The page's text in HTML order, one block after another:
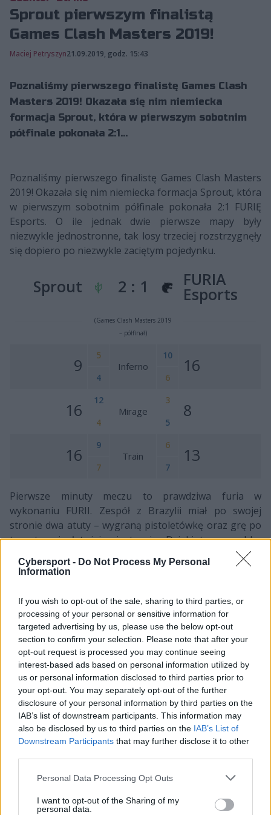
Cybersport - Do Not Process My Personal
Information
If you wish to opt-out of the sale, sharing to third parties, or
processing of your personal or sensitive information for
targeted advertising by us, please use the below opt-out
section to confirm your selection. Please note that after your
opt-out request is processed you may continue seeing
interest-based ads based on personal information utilized by
us or personal information disclosed to third parties prior to
your opt-out. You may separately opt-out of the further
disclosure of your personal information by third parties on the
IAB’s list of downstream participants. This information may
also be disclosed by us to third parties on the IAB’s List of
Downstream Participants that may further disclose it to other
Personal Data Processing Opt Outs
I want to opt-out of the Sharing of my
personal data.
Sprout pierwszym finalistą
Games Clash Masters 2019!
Maciej Petryszyn21.09.2019, godz. 15:43
Poznaliśmy pierwszego finalistę Games Clash
Masters 2019! Okazała się nim niemiecka
formacja Sprout, która w pierwszym sobotnim
półfinale pokonała 2:1...
Poznaliśmy pierwszego finalistę Games Clash Masters
2019! Okazała się nim niemiecka formacja Sprout, która
w pierwszym sobotnim półfinale pokonała 2:1 FURIĘ
Esports. O ile jednak dwie pierwsze mapy były
niezwykle jednostronne, tak losy trzeciej rozstrzygnęły
się dopiero po niezwykle zaciętym pojedynku.
Sprout 2 : 1 FURIA
Esports
(Games Clash Masters 2019
– półfinał)
9 5
Inferno
10 16
4 6
16 12
Mirage
3 8
4 5
16 9
Train
6 13
7 7
Pierwsze minuty meczu to prawdziwa furia w
wykonaniu FURII. Zespół z Brazylii miał po swojej
stronie dwa atuty – wygraną pistoletówkę oraz grę po
teoretycznie łatwiejszej stronie. Dzięki temu szybko
wyszedł na aż pięciopunktowe prowadzenie, które
udało mu się utrzymać aż do przerwy. Nie przyszło to
moment, w którym Sprout zbliżyło się do niej na
odległość zaledwie jednego oczka. Mimo to Niemcy nie
potrafili doprowadzić do remisu, za co przyszło im
zapłacić naprawdę wysoką cenę. Nie pomogła im nawet
druga runda na pistolety, którą zdobyli w drugiej
połowie. FURIA była rozpędzona i żądna zwycięstwa.
Szczególnie widać to było w grze Kaike "KSCERATO"
Cerato, który na Inferno zdobył w sumie 23 fragi, ginąc
przy tym zaledwie dziewięciokrotnie. Co ciekawe, to
właśnie 20-latek przypieczętował zwycięstwo swojej
drużyny w stosunku 16:9, wygrywając clutcha 1v3!
razem to Sprout bezlitośnie raz po raz rozjeżdżało
swoich rywali, którzy zabierali się do atakowania
bombsite'ów w zatrważająco niemrawy sposób. Nie